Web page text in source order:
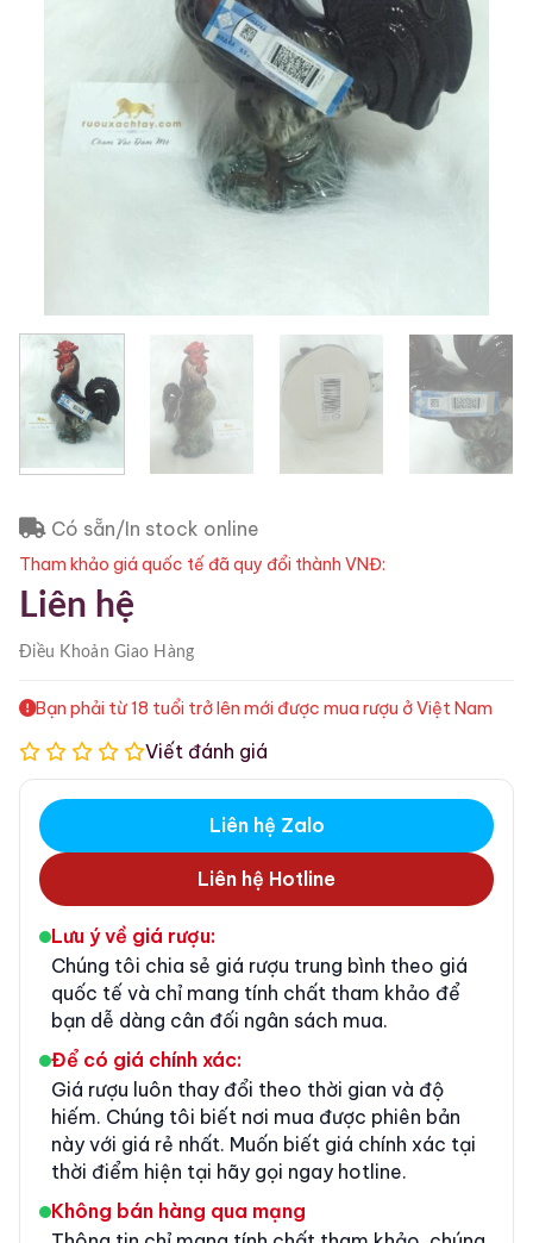
Có sẵn/In stock online
Tham khảo giá quốc tế đã quy đổi thành VNĐ:
Liên hệ
Điều KhoảnGiao Hàng
Bạn phải từ 18 tuổi trở lên mới được mua rượu ở Việt Nam
Viết đánh giá
Liên hệ Zalo
Liên hệ Hotline
Lưu ý về giá rượu:
Chúng tôi chia sẻ giá rượu trung bình theo giá
quốc tế và chỉ mang tính chất tham khảo để
bạn dễ dàng cân đối ngân sách mua.
Để có giá chính xác:
Giá rượu luôn thay đổi theo thời gian và độ
hiếm. Chúng tôi biết nơi mua được phiên bản
này với giá rẻ nhất. Muốn biết giá chính xác tại
thời điểm hiện tại hãy gọi ngay hotline.
Không bán hàng qua mạng